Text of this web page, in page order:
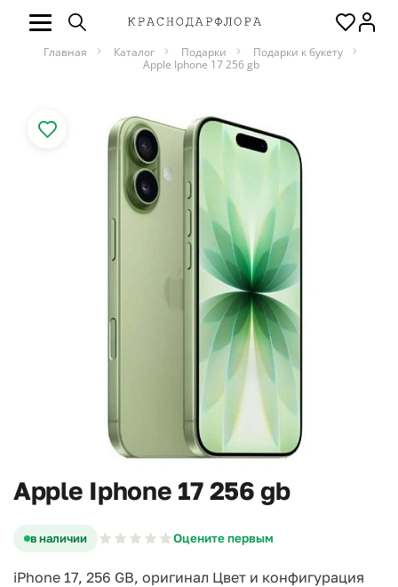
Главная Каталог Подарки
Подарки к букету
Apple Iphone 17 256 gb
Apple Iphone 17 256 gb
в наличии Оцените первым
iPhone 17, 256 GB, оригинал Цвет и конфигурация